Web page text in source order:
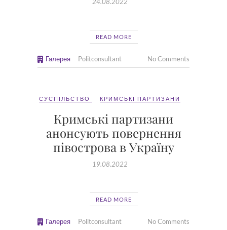
READ MORE
Галерея Politconsultant No Comments
СУСПІЛЬСТВО КРИМСЬКІ ПАРТИЗАНИ
Кримські партизани
анонсують повернення
півострова в Україну
19.08.2022
READ MORE
Галерея Politconsultant No Comments